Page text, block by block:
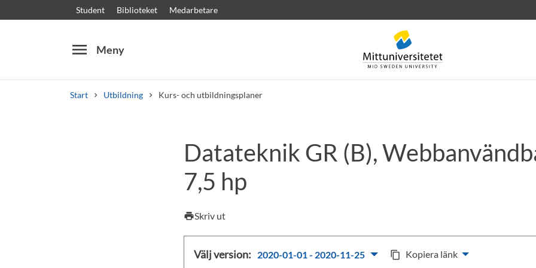
Student Biblioteket Medarbetare
menu Meny
Start Utbildning Kurs- och utbildningsplaner
Kursplaner Välkomstbrev Personal Lediga jobb
Datateknik GR (B),
7,5 hp
printSkriv ut
Välj version: 2020-01-01 - 2020-11-25 content_copy Kopiera länk